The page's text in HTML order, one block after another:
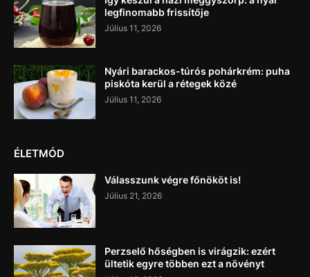
legfinomabb frissítője
Július 11, 2026
Nyári barackos-túrós pohárkrém: puha
piskóta kerül a rétegek közé
Július 11, 2026
ÉLETMÓD
Válasszunk végre főnököt is!
Július 21, 2026
Perzselő hőségben is virágzik: ezért
ültetik egyre többen ezt a növényt